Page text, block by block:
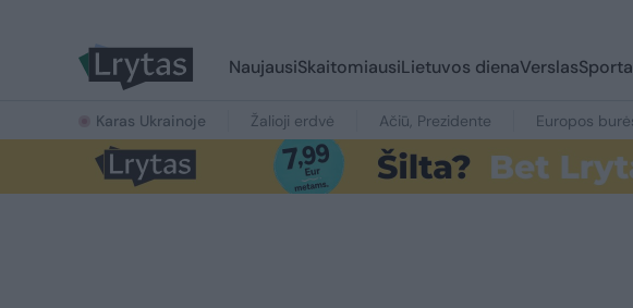
NaujausiSkaitomiausiLietuvos dienaVerslas
Karas Ukrainoje Žalioji erdvė Ačiū, Prezidente Europos